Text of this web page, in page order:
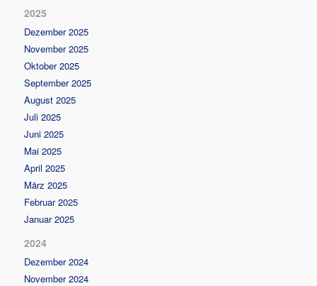
2025
Dezember 2025
November 2025
Oktober 2025
September 2025
August 2025
Juli 2025
Juni 2025
Mai 2025
April 2025
März 2025
Februar 2025
Januar 2025
2024
Dezember 2024
November 2024